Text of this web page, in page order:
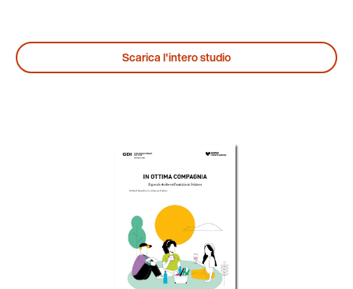
Scarica l'intero studio